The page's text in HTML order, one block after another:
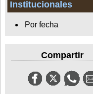
Institucionales
Por fecha
Compartir